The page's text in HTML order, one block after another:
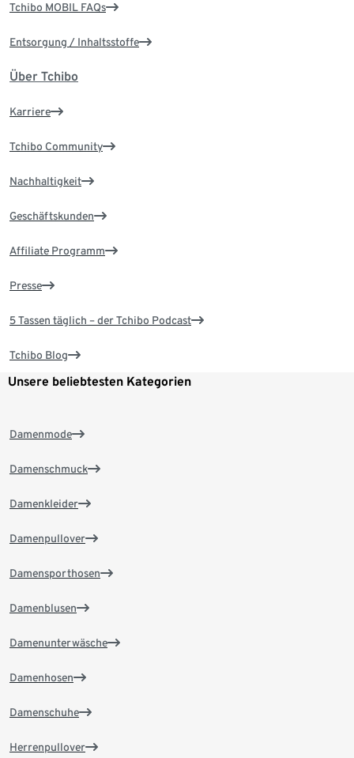
Tchibo MOBIL FAQs
Entsorgung / Inhaltsstoffe
Über Tchibo
Karriere
Tchibo Community
Nachhaltigkeit
Geschäftskunden
Affiliate Programm
Presse
5 Tassen täglich – der Tchibo Podcast
Tchibo Blog
Unsere beliebtesten Kategorien
Damenmode
Damenschmuck
Damenkleider
Damenpullover
Damensporthosen
Damenblusen
Damenunterwäsche
Damenhosen
Damenschuhe
Herrenpullover